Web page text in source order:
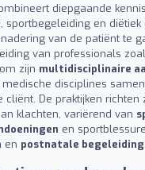
diepgaande
sportbegeleiding en diëtiek
van de patiënt te
van professionals
zijn multidisciplinaire
disciplines
cliënt. De praktijken richten
klachten, variërend van
en
en postnatale begeleiding